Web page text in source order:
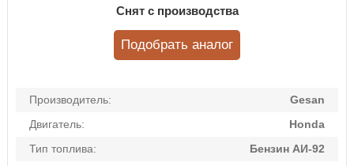
Производитель:
Gesan
Двигатель:
Honda
Тип топлива:
Бензин АИ-92
Снят с производства
Подобрать аналог